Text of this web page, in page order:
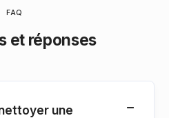
FAQ
et réponses
une